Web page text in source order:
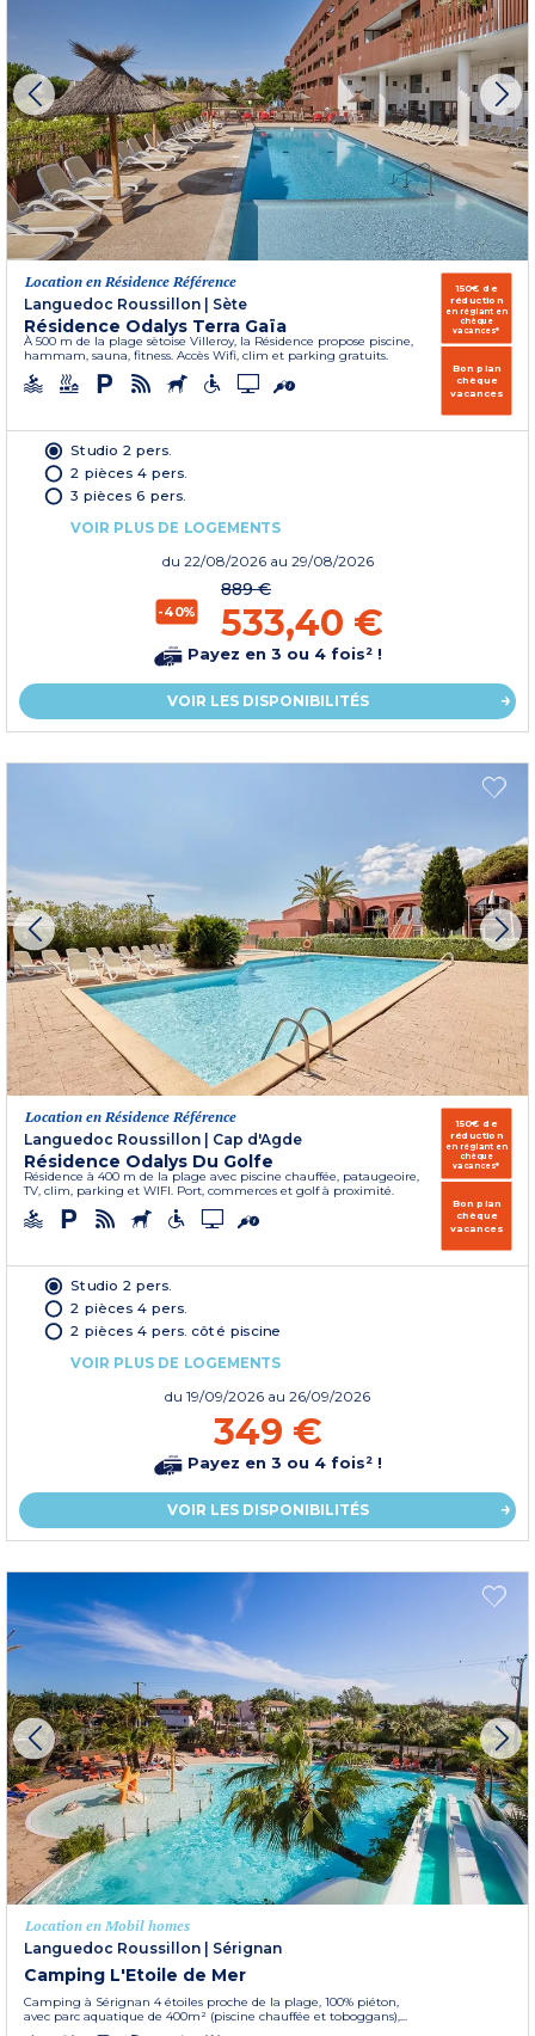
Location en Résidence Référence
Languedoc Roussillon
Sète
Résidence Odalys Terra Gaïa
À 500 m de la plage sètoise Villeroy, la Résidence propose piscine,
hammam, sauna, fitness. Accès Wifi, clim et parking gratuits.
150€ de
réduction
en réglant en
chèque
vacances*
Bon plan
chèque
vacances
Studio 2 pers.
2 pièces 4 pers.
3 pièces 6 pers.
VOIR PLUS DE LOGEMENTS
du 22/08/2026 au 29/08/2026
-40%
889 €
533,40 €
Payez en 3 ou 4 fois² !
VOIR LES DISPONIBILITÉS
Location en Résidence Référence
Languedoc Roussillon
Cap d'Agde
Résidence Odalys Du Golfe
Résidence à 400 m de la plage avec piscine chauffée, pataugeoire,
TV, clim, parking et WIFI. Port, commerces et golf à proximité.
150€ de
réduction
en réglant en
chèque
vacances*
Bon plan
chèque
vacances
Studio 2 pers.
2 pièces 4 pers.
2 pièces 4 pers. côté piscine
VOIR PLUS DE LOGEMENTS
du 19/09/2026 au 26/09/2026
349 €
Payez en 3 ou 4 fois² !
VOIR LES DISPONIBILITÉS
Location en Mobil homes
Languedoc Roussillon
Sérignan
Camping L'Etoile de Mer
Camping à Sérignan 4 étoiles proche de la plage, 100% piéton,
avec parc aquatique de 400m² (piscine chauffée et toboggans),...